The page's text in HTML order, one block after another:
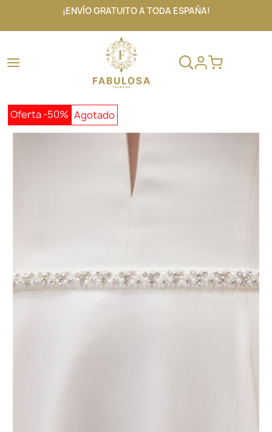
¡ENVÍO GRATUITO A TODA ESPAÑA!
Oferta-50%